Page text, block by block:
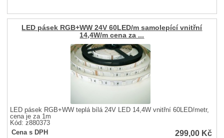
LED pásek RGB+WW 24V 60LED/m samolepící vnitřní
14,4W/m cena za ...
LED pásek RGB+WW teplá bílá 24V LED 14,4W vnitřní 60LED/metr,
cena je za 1m
Kód: z880373
Cena s DPH
299,00 Kč